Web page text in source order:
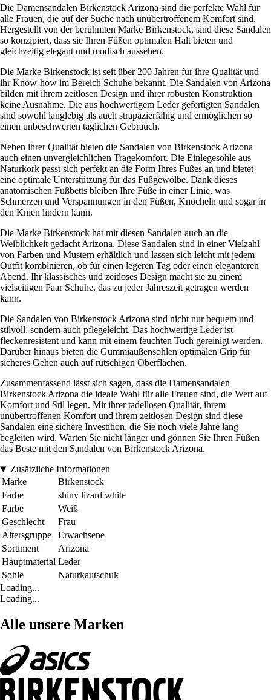
Die Damensandalen Birkenstock Arizona sind die perfekte Wahl für
alle Frauen, die auf der Suche nach unübertroffenem Komfort sind.
Hergestellt von der berühmten Marke Birkenstock, sind diese Sandalen
so konzipiert, dass sie Ihren Füßen optimalen Halt bieten und
gleichzeitig elegant und modisch aussehen.
Die Marke Birkenstock ist seit über 200 Jahren für ihre Qualität und
ihr Know-how im Bereich Schuhe bekannt. Die Sandalen von Arizona
bilden mit ihrem zeitlosen Design und ihrer robusten Konstruktion
keine Ausnahme. Die aus hochwertigem Leder gefertigten Sandalen
sind sowohl langlebig als auch strapazierfähig und ermöglichen so
einen unbeschwerten täglichen Gebrauch.
Neben ihrer Qualität bieten die Sandalen von Birkenstock Arizona
auch einen unvergleichlichen Tragekomfort. Die Einlegesohle aus
Naturkork passt sich perfekt an die Form Ihres Fußes an und bietet
eine optimale Unterstützung für das Fußgewölbe. Dank dieses
anatomischen Fußbetts bleiben Ihre Füße in einer Linie, was
Schmerzen und Verspannungen in den Füßen, Knöcheln und sogar in
den Knien lindern kann.
Die Marke Birkenstock hat mit diesen Sandalen auch an die
Weiblichkeit gedacht Arizona. Diese Sandalen sind in einer Vielzahl
von Farben und Mustern erhältlich und lassen sich leicht mit jedem
Outfit kombinieren, ob für einen legeren Tag oder einen eleganteren
Abend. Ihr klassisches und zeitloses Design macht sie zu einem
vielseitigen Paar Schuhe, das zu jeder Jahreszeit getragen werden
kann.
Die Sandalen von Birkenstock Arizona sind nicht nur bequem und
stilvoll, sondern auch pflegeleicht. Das hochwertige Leder ist
fleckenresistent und kann mit einem feuchten Tuch gereinigt werden.
Darüber hinaus bieten die Gummiaußensohlen optimalen Grip für
sicheres Gehen auch auf rutschigen Oberflächen.
Zusammenfassend lässt sich sagen, dass die Damensandalen
Birkenstock Arizona die ideale Wahl für alle Frauen sind, die Wert auf
Komfort und Stil legen. Mit ihrer tadellosen Qualität, ihrem
unübertroffenen Komfort und ihrem zeitlosen Design sind diese
Sandalen eine sichere Investition, die Sie noch viele Jahre lang
begleiten wird. Warten Sie nicht länger und gönnen Sie Ihren Füßen
das Beste mit den Sandalen von Birkenstock Arizona.
Zusätzliche Informationen
Marke
Birkenstock
Farbe
shiny lizard white
Farbe
Weiß
Geschlecht
Frau
Altersgruppe
Erwachsene
Sortiment
Arizona
Hauptmaterial Leder
Sohle
Naturkautschuk
Loading...
Loading...
Alle unsere Marken